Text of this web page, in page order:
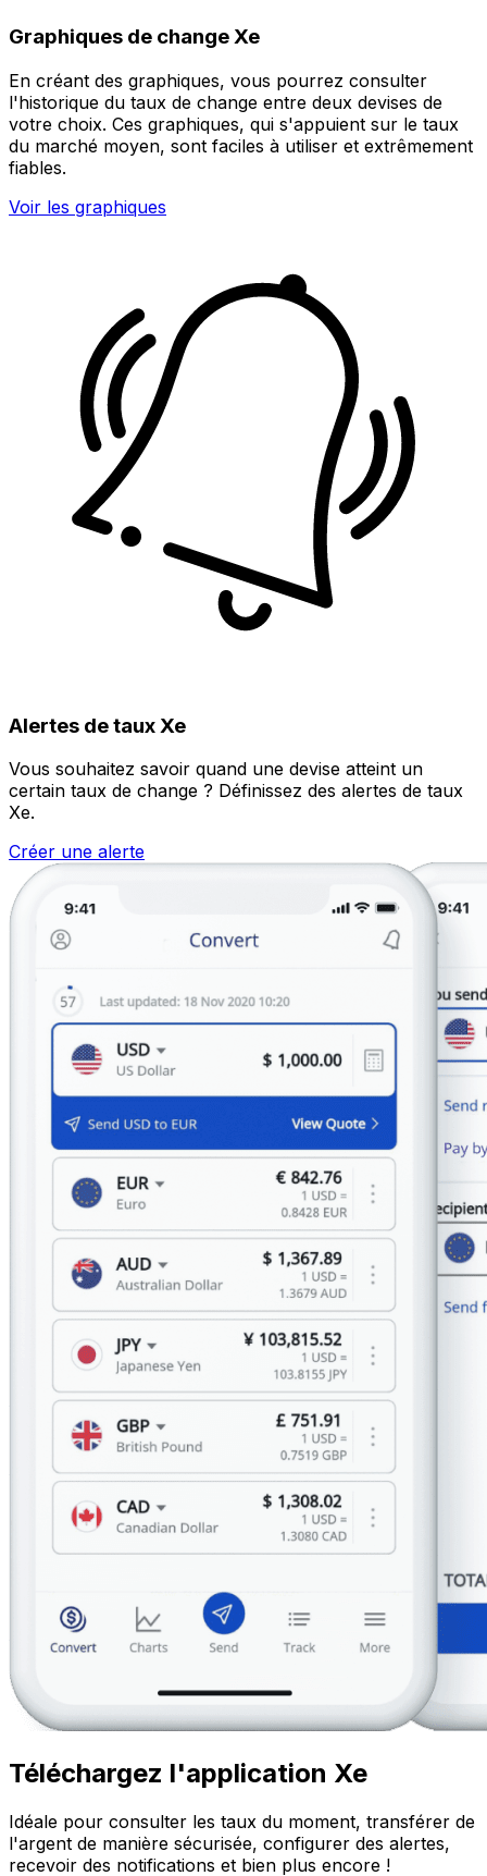
Graphiques de change Xe
En créant des graphiques, vous pourrez consulter
l'historique du taux de change entre deux devises de
votre choix. Ces graphiques, qui s'appuient sur le taux
du marché moyen, sont faciles à utiliser et extrêmement
fiables.
Voir les graphiques
Alertes de taux Xe
Vous souhaitez savoir quand une devise atteint un
certain taux de change ? Définissez des alertes de taux
Xe.
Créer une alerte
Téléchargez l'application Xe
Idéale pour consulter les taux du moment, transférer de
l'argent de manière sécurisée, configurer des alertes,
recevoir des notifications et bien plus encore !